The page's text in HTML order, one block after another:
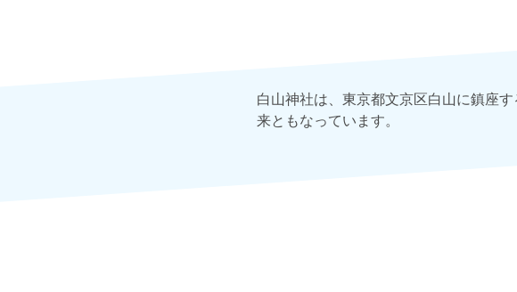
白山神社は、東京都文京区白山に鎮座
来ともなっています。